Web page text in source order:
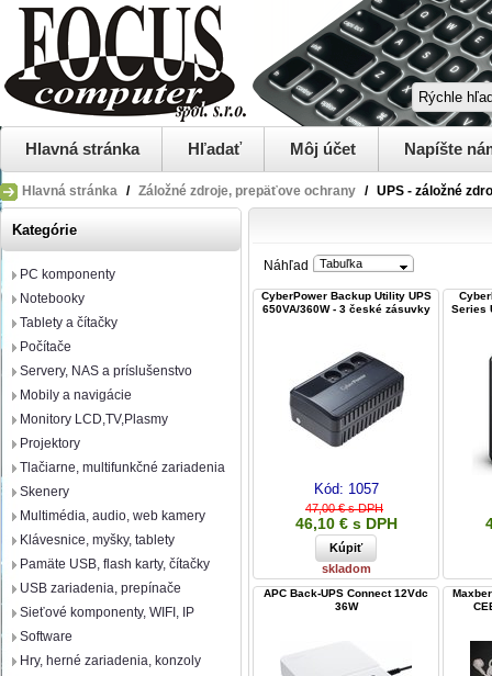
Hlavná stránka Hľadať Môj účet Napíšte
Hlavná stránka / Záložné zdroje, prepäťove ochrany / UPS - záložné
Kategórie
PC komponenty
Notebooky
Tablety a čítačky
Počítače
Servery, NAS a príslušenstvo
Mobily a navigácie
Monitory LCD,TV,Plasmy
Projektory
Tlačiarne, multifunkčné zariadenia
Skenery
Multimédia, audio, web kamery
Klávesnice, myšky, tablety
Pamäte USB, flash karty, čítačky
USB zariadenia, prepínače
Sieťové komponenty, WIFI, IP
Software
Hry, herné zariadenia, konzoly
Náhľad Tabuľka
CyberPower Backup Utility UPS
650VA/360W - 3 české zásuvky
Kód: 1057
47,00 € s DPH
46,10 € s DPH
skladom
Series
APC Back-UPS Connect 12Vdc
36W